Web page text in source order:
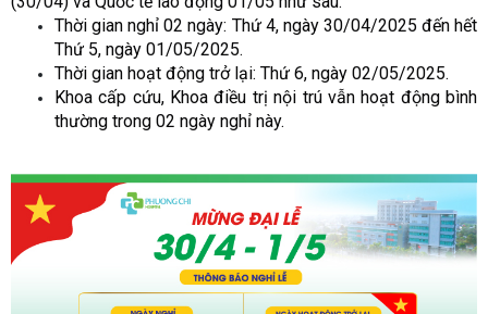
Thời gian nghỉ 02 ngày: Thứ4, ngày 30/04/2025 đến hết
Thứ 5, ngày 01/05/2025.
Thời gian hoạt động trởlại: Thứ 6, ngày 02/05/2025.
Khoa cấp cứu, Khoađiều trị nội trú vẫn hoạt động bình
thường trong 02 ngày nghỉ này.